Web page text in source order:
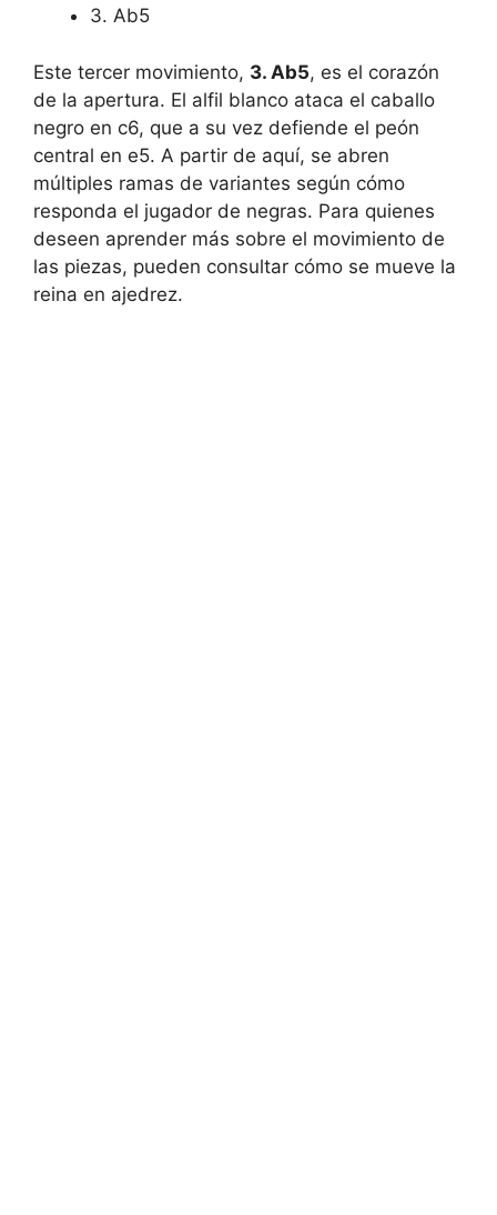
3. Ab5
Este tercer movimiento, 3. Ab5, es el corazón
de la apertura. El alfil blanco ataca el caballo
negro en c6, que a su vez defiende el peón
central en e5. A partir de aquí, se abren
múltiples ramas de variantes según cómo
responda el jugador de negras. Para quienes
deseen aprender más sobre el movimiento de
las piezas, pueden consultar cómo se mueve la
reina en ajedrez.